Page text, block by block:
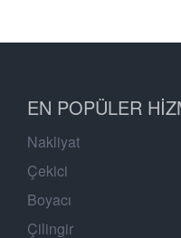
EN POPÜLER
Nakliyat
Çekici
Boyacı
Çilingir